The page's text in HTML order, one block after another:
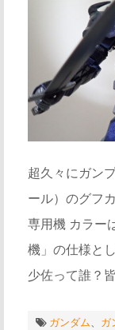
超久々にガン
ール）のグフ
専用機 カラー
機」の仕様と
少佐って誰？
ガンダム、 ガ